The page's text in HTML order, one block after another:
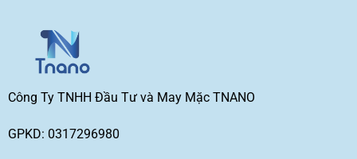
Công Ty TNHH Đầu Tư và May Mặc TNANO
GPKD: 0317296980